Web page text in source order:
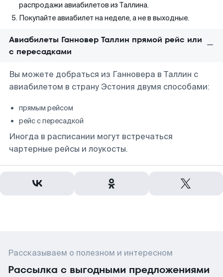
распродажи авиабилетов из Таллина.
Покупайте авиабилет на неделе, а не в выходные.
Авиабилеты Ганновер Таллин прямой рейс или
с пересадками
Вы можете добраться из Ганновера в Таллин с
авиабилетом в страну Эстония двумя способами:
прямым рейсом
рейс с пересадкой
Иногда в расписании могут встречаться
чартерные рейсы и лоукосты.
Рассказываем о полезном и интересном
Рассылка с выгодными предложениями